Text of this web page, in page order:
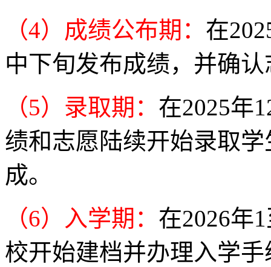
（4）成绩公布期： 在
中下旬发布成绩，并确
（5）录取期： 在2025年
绩和志愿陆续开始录取
成。
（6）入学期： 在2026年
校开始建档并办理入学